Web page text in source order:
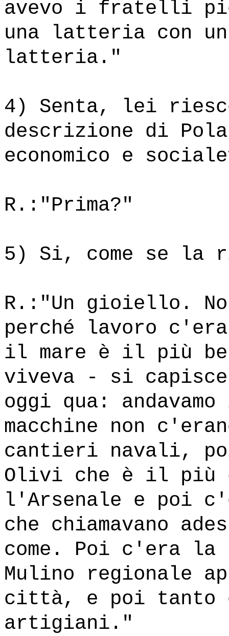
avevo i fratelli
una latteria con
latteria."
4) Senta, lei
descrizione di
economico e
R.:"Prima?"
5) Si, come se
R.:"Un gioiello.
perché lavoro
il mare è il più
viveva - si
oggi qua:
macchine non
cantieri navali,
Olivi che è il più
l'Arsenale e poi
che chiamavano
come. Poi c'era la
Mulino regionale
città, e poi tanto
artigiani."